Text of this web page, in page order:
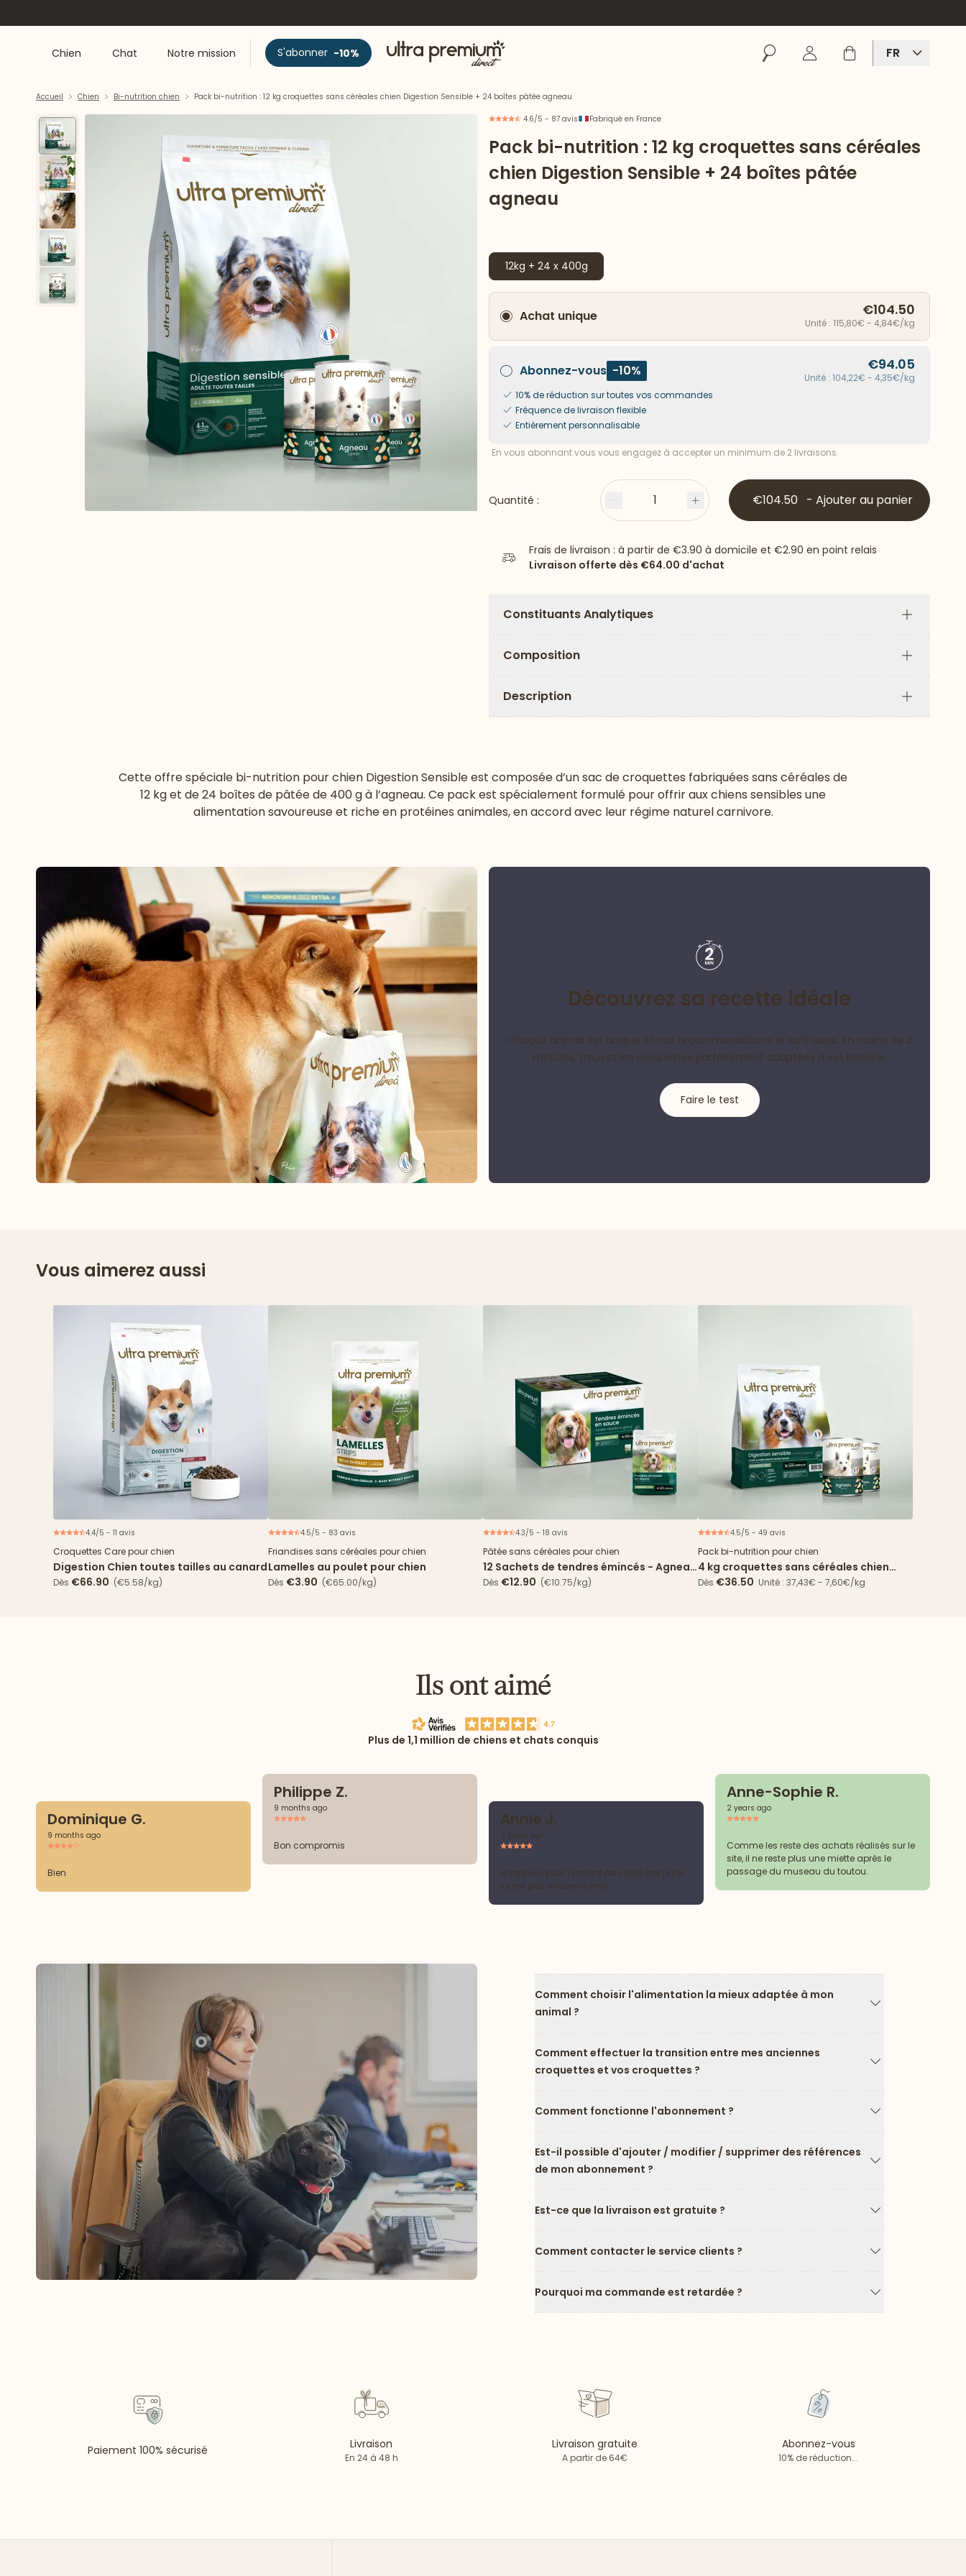
Chien Chat Notre mission S'abonner -10% Accueil RechercherSe connecter
Panier FR
Accueil Chien Bi-nutrition chien Pack bi-nutrition : 12 kg croquettes sans céréales chien Digestion Sensible + 24 boîtes pâtée agneau
4.6/5 - 87 avis Fabriqué en France
Pack bi-nutrition : 12 kg croquettes sans céréales
chien Digestion Sensible + 24 boîtes pâtée
agneau
12kg + 24 x 400g
Achat unique €104.50
Unité : 115,80€ - 4,84€/kg
Abonnez-vous -10% €94.05
Unité : 104,22€ - 4,35€/kg
10% de réduction sur toutes vos commandes
Fréquence de livraison flexible
Entièrement personnalisable
En vous abonnant vous vous engagez à accepter un minimum de 2 livraisons.
Quantité : Moins 1 Plus €104.50 - Ajouter au panier
Frais de livraison : à partir de €3.90 à domicile et €2.90 en point relais
Livraison offerte dès €64.00 d'achat
Constituants Analytiques
Plus
Composition
Plus
Description
Plus
Cette offre spéciale bi-nutrition pour chien Digestion Sensible est composée d’un sac de croquettes fabriquées sans céréales de
12 kg et de 24 boîtes de pâtée de 400 g à l’agneau. Ce pack est spécialement formulé pour offrir aux chiens sensibles une
alimentation savoureuse et riche en protéines animales, en accord avec leur régime naturel carnivore.
Découvrez sa recette idéale
Chaque animal est unique et nos recommandations le sont aussi. En moins de 2
minutes, trouvez les croquettes parfaitement adaptées à ses besoins.
Faire le test
Vous aimerez aussi
4.4/5 - 11 avis
Croquettes Care pour chien
Digestion Chien toutes tailles au canard
Dès €66.90 (€5.58/kg)
4.5/5 - 83 avis
Friandises sans céréales pour chien
Lamelles au poulet pour chien
Dès €3.90 (€65.00/kg)
4.3/5 - 18 avis
Pâtée sans céréales pour chien
12 Sachets de tendres émincés - Agneau
& haricots verts
Dès €12.90 (€10.75/kg)
4.5/5 - 49 avis
Pack bi-nutrition pour chien
4 kg croquettes sans céréales chien
Digestion Sensible + 2 boîtes agneau
Dès €36.50 Unité : 37,43€ - 7,60€/kg
Ils ont aimé
Plus de 1,1 million de chiens et chats conquis
Dominique G.
9 months ago
Bien
Philippe Z.
9 months ago
Bon compromis
Annie J.
2 years ago
je ne peux pour l'instant pas noté car je ne
lui est pas encore donné
Anne-Sophie R.
2 years ago
Comme les reste des achats réalisés sur le
site, il ne reste plus une miette après le
passage du museau du toutou.
Comment choisir l'alimentation la mieux adaptée à mon
animal ?
Comment effectuer la transition entre mes anciennes
croquettes et vos croquettes ?
Comment fonctionne l'abonnement ?
Flèche vers le
Est-il possible d'ajouter / modifier / supprimer des références
de mon abonnement ?
Est-ce que la livraison est gratuite ?
Flèche vers le
Comment contacter le service clients ?
Flèche vers le
Pourquoi ma commande est retardée ?
Flèche vers le
Paiement 100% sécurisé Livraison
En 24 à 48 h
Livraison gratuite
A partir de 64€
Abonnez-vous
10% de réduction...